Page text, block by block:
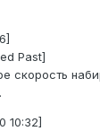
Past]
скорость
10:32]